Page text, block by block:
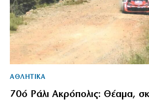
ΑΘΛΗΤΙΚΑ
70ό Ράλι Ακρόπολις: Θέαμα,